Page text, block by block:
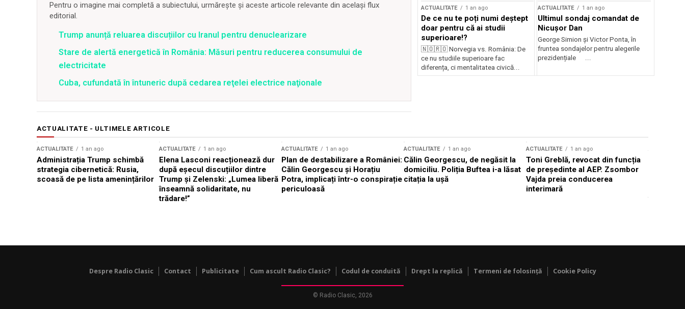
Pentru o imagine mai completă a subiectului, urmărește și aceste articole relevante din același flux
editorial.
Trump anunță reluarea discuțiilor cu Iranul pentru denuclearizare
Stare de alertă energetică în România: Măsuri pentru reducerea consumului de
electricitate
Cuba, cufundată în întuneric după cedarea reţelei electrice naţionale
ACTUALITATE 1 an ago
De ce nu te poți numi deștept
doar pentru că ai studii
superioare!?
🇳🇴🇷🇴 Norvegia vs. România: De
ce nu studiile superioare fac
diferența, ci mentalitatea civică...
ACTUALITATE 1 an ago
Ultimul sondaj comandat de
Nicușor Dan
George Simion și Victor Ponta, în
fruntea sondajelor pentru alegerile
prezidențiale ...
ACTUALITATE - ULTIMELE ARTICOLE
ACTUALITATE 1 an ago
Administrația Trump schimbă
strategia cibernetică: Rusia,
scoasă de pe lista amenințărilor
ACTUALITATE 1 an ago
Elena Lasconi reacționează dur
după eșecul discuțiilor dintre
Trump și Zelenski: „Lumea liberă
înseamnă solidaritate, nu
trădare!”
ACTUALITATE 1 an ago
Plan de destabilizare a României:
Călin Georgescu și Horațiu
Potra, implicați într-o conspirație
periculoasă
ACTUALITATE 1 an ago
Călin Georgescu, de negăsit la
domiciliu. Poliția Buftea i-a lăsat
citația la ușă
ACTUALITATE 1 an ago
Toni Greblă, revocat din funcția
de președinte al AEP. Zsombor
Vajda preia conducerea
interimară
Despre Radio Clasic Contact Publicitate Cum ascult Radio Clasic? Codul de conduită Drept la replică Termeni de folosință Cookie Policy
© Radio Clasic, 2026